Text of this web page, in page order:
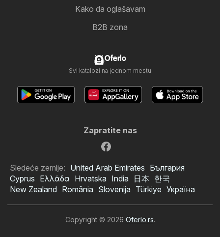
Kako da oglašavam
B2B zona
Oferlo
Svi katalozi na jednom mestu
Zapratite nas
Sledeće zemlje: United Arab Emirates България
Cyprus Ελλάδα Hrvatska India 日本 한국
New Zealand România Slovenija Türkiye Україна
Copyright © 2026 Oferlo.rs.